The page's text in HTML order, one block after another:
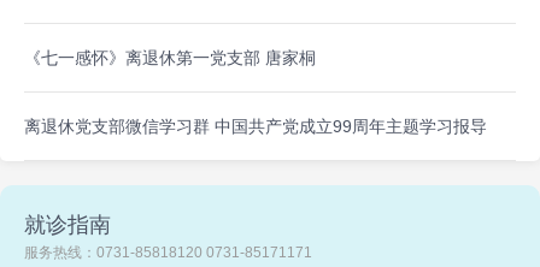
《七一感怀》离退休第一党支部 唐家桐
离退休党支部微信学习群 中国共产党成立99周年主题学习报导
就诊指南
服务热线：0731-85818120 0731-85171171